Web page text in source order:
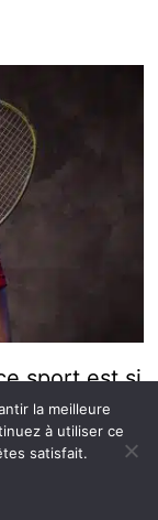
sport est si
la meilleure
à utiliser ce
satisfait.